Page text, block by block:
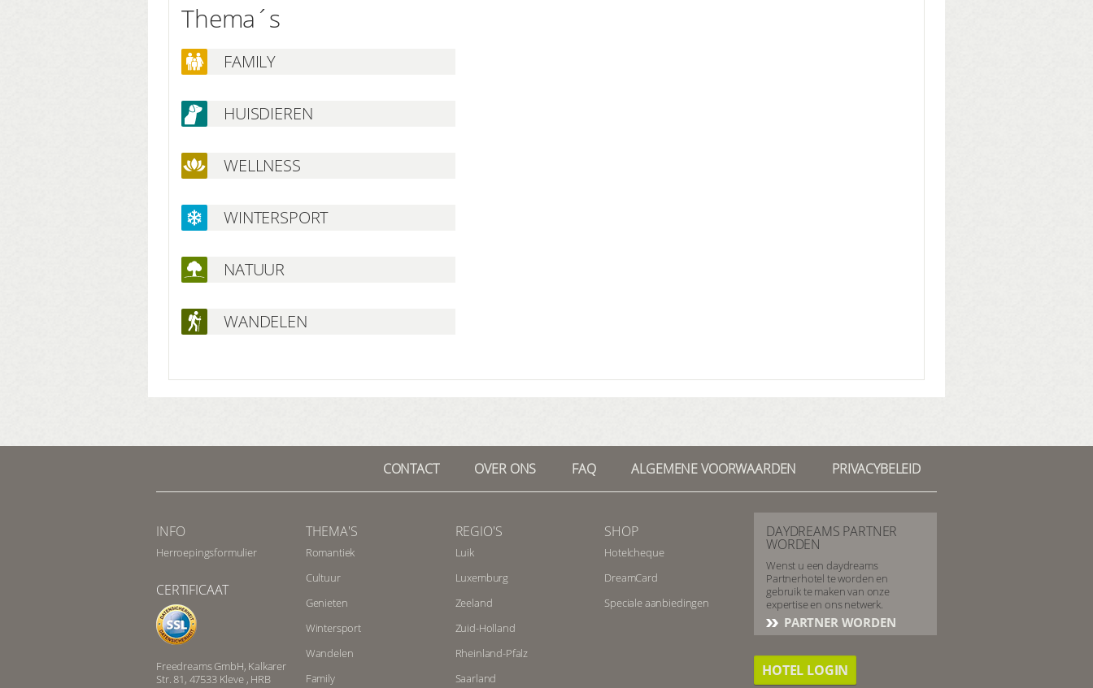
Thema´s
FAMILY
HUISDIEREN
WELLNESS
WINTERSPORT
NATUUR
WANDELEN
CONTACT OVER ONS FAQ ALGEMENE VOORWAARDEN PRIVACYBELEID
INFO
Herroepingsformulier
CERTIFICAAT
Freedreams GmbH, Kalkarer
Str. 81, 47533 Kleve , HRB
THEMA'S
Romantiek
Cultuur
Genieten
Wintersport
Wandelen
Family
REGIO'S
Luik
Luxemburg
Zeeland
Zuid-Holland
Rheinland-Pfalz
Saarland
SHOP
Hotelcheque
DreamCard
Speciale aanbiedingen
DAYDREAMS PARTNER
WORDEN
Wenst u een daydreams
Partnerhotel te worden en
gebruik te maken van onze
expertise en ons netwerk.
PARTNER WORDEN
HOTEL LOGIN